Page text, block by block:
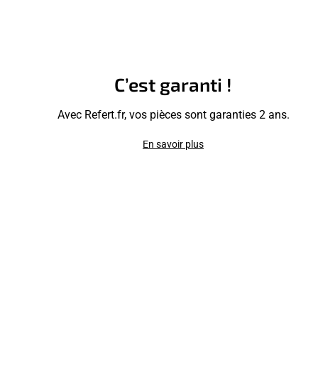
C’est garanti !
Avec Refert.fr, vos pièces sont garanties 2 ans.
En savoir plus